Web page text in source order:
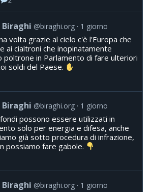
@biraghi.org 1 giorno
volta grazie al cielo c'è l'Europa che
ai cialtroni che inopinatamente
poltrone in Parlamento di fare ulteriori
soldi del Paese.
@biraghi.org 1 giorno
possono essere utilizzati in
solo per energia e difesa, anche
già sotto procedura di infrazione,
possiamo fare gabole.
@biraghi.org 1 giorno